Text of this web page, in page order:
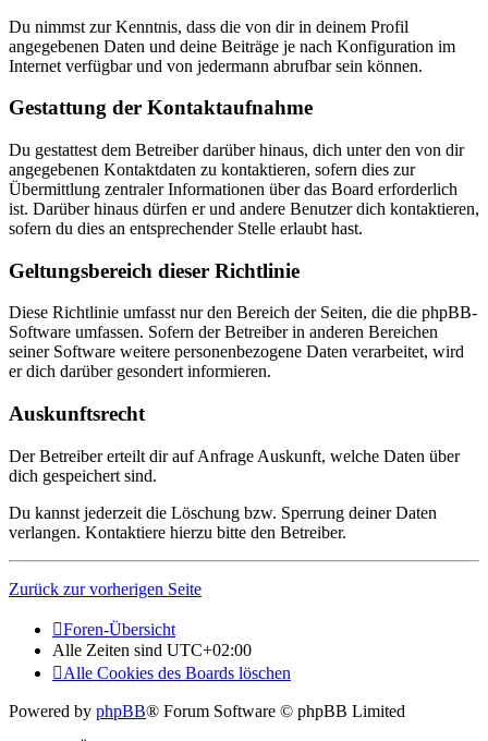
Du nimmst zur Kenntnis, dass die von dir in deinem Profil
angegebenen Daten und deine Beiträge je nach Konfiguration im
Internet verfügbar und von jedermann abrufbar sein können.
Gestattung der Kontaktaufnahme
Du gestattest dem Betreiber darüber hinaus, dich unter den von dir
angegebenen Kontaktdaten zu kontaktieren, sofern dies zur
Übermittlung zentraler Informationen über das Board erforderlich
ist. Darüber hinaus dürfen er und andere Benutzer dich kontaktieren,
sofern du dies an entsprechender Stelle erlaubt hast.
Geltungsbereich dieser Richtlinie
Diese Richtlinie umfasst nur den Bereich der Seiten, die die phpBB-
Software umfassen. Sofern der Betreiber in anderen Bereichen
seiner Software weitere personenbezogene Daten verarbeitet, wird
er dich darüber gesondert informieren.
Auskunftsrecht
Der Betreiber erteilt dir auf Anfrage Auskunft, welche Daten über
dich gespeichert sind.
Du kannst jederzeit die Löschung bzw. Sperrung deiner Daten
verlangen. Kontaktiere hierzu bitte den Betreiber.
Zurück zur vorherigen Seite
Foren-Übersicht
Alle Zeiten sind UTC+02:00
Alle Cookies des Boards löschen
Powered by phpBB® Forum Software © phpBB Limited